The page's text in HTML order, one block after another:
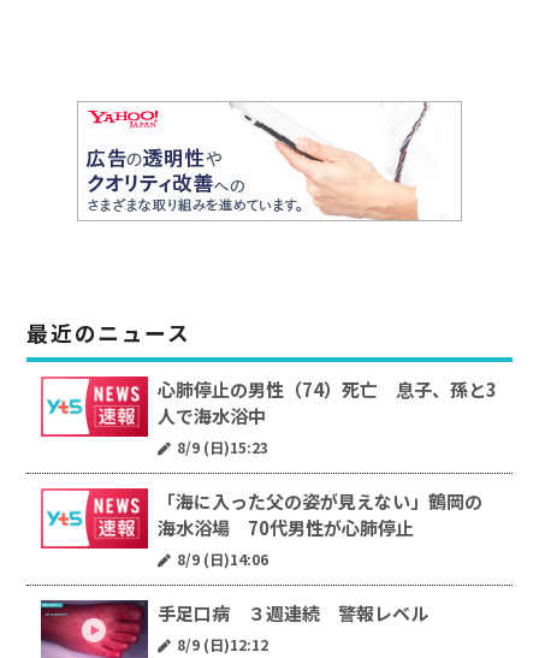
最近のニュース
心肺停止の男性（74）死亡 息子、孫と3
人で海水浴中
8/9 (日)15:23
「海に入った父の姿が見えない」鶴岡の
海水浴場 70代男性が心肺停止
8/9 (日)14:06
手足口病 ３週連続 警報レベル
8/9 (日)12:12